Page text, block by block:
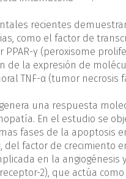
recientes
como el factor de
PPAR-γ (peroxisome
de la expresión de
TNF-α (tumor necrosis
una respuesta
En el estudio se
fases de la apoptosis
factor de crecimiento
en la angiogénesis
2), que actúa